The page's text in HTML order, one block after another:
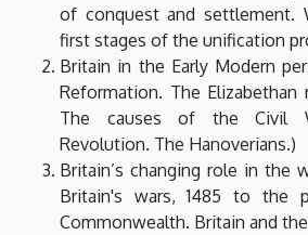
of conquest and settlement.
first stages of the unification
Britain in the Early Modern
Reformation. The
The causes of the Civil
Revolution. The Hanoverians.)
Britain’s changing role in the
Britain's wars, 1485 to the
Commonwealth. Britain and the